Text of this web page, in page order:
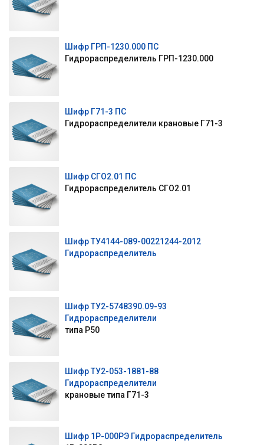
Шифр ГРП-1230.000 ПС
Гидрораспределитель ГРП-1230.000
Шифр Г71-3 ПС
Гидрораспределители крановые Г71-3
Шифр СГО2.01 ПС
Гидрораспределитель СГО2.01
Шифр ТУ4144-089-00221244-2012
Гидрораспределитель
Шифр ТУ2-5748390.09-93
Гидрораспределители
типа Р50
Шифр ТУ2-053-1881-88
Гидрораспределители
крановые типа Г71-3
Шифр 1Р-000РЭ Гидрораспределитель